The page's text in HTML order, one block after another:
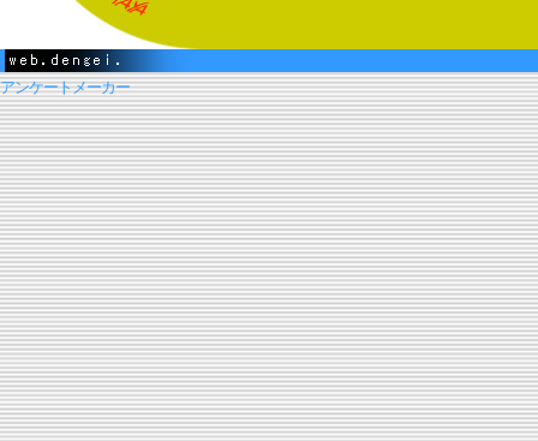
アンケートメーカー